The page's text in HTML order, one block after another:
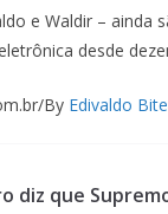
e Waldir – ainda
desde
By Edivaldo
diz que